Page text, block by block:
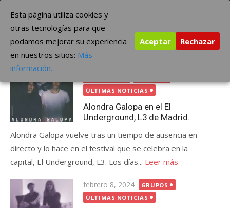
contenido
The Borderline Music
Etiqueta:shoegaze
ÚLTIMAS NOTICIAS
Alondra Galopa en el El
Underground, L3 de Madrid.
Alondra Galopa vuelve tras un tiempo de ausencia en
directo y lo hace en el festival que se celebra en la
capital, El Underground, L3. Los días... Leer más
Publicada
el
febrero 8, 2024
GRUPOS
ÚLTIMAS NOTICIAS
Esta página utiliza cookies y
otras tecnologías para que
podamos mejorar su experiencia
en nuestros sitios: Más
información.
Aceptar Rechazar